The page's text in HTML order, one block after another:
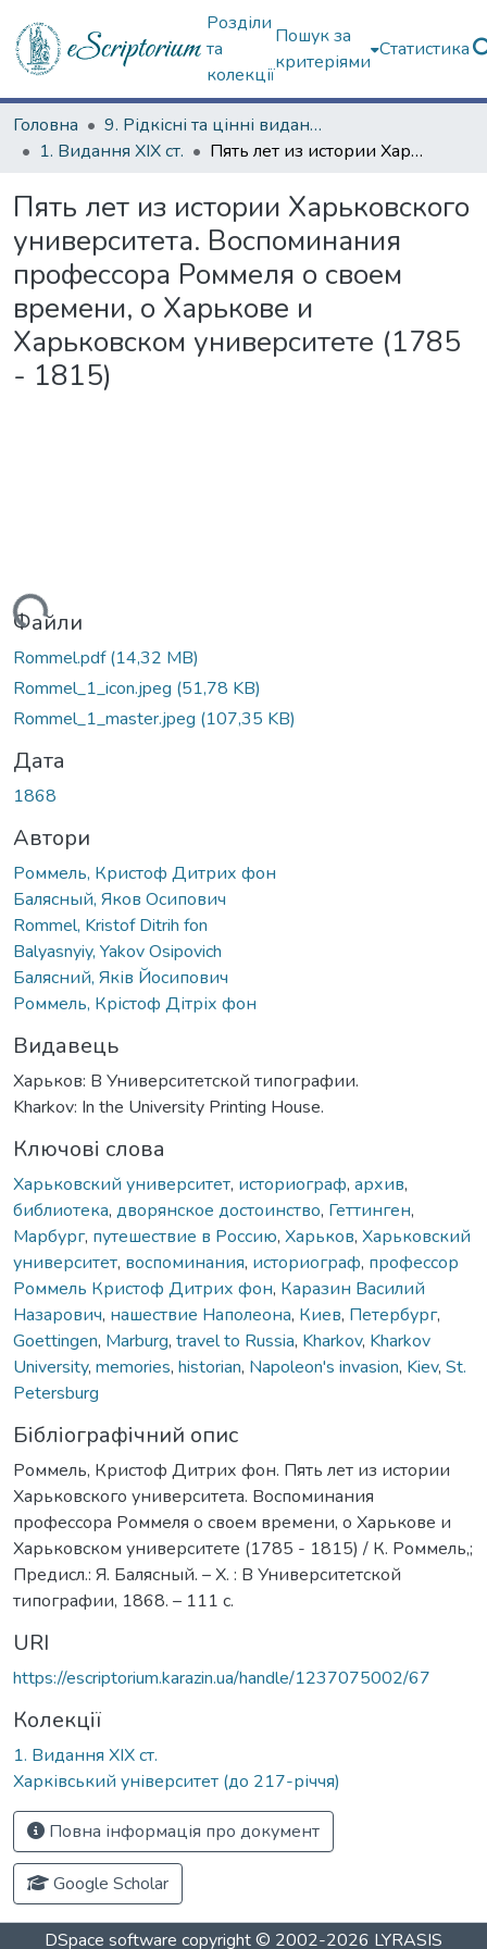
Розділи
та
колекції
Пошук за
критеріями
Статистика
Головна
9. Рідкісні та цінні видання
1. Видання ХІХ ст.
Пять лет из истории Харьковского университета. Воспоминания профессора Роммеля о своем времени, о Харькове и Харьковском университете (1785 - 1815)
Пять лет из истории Харьковского
университета. Воспоминания
профессора Роммеля о своем
времени, о Харькове и
Харьковском университете (1785
- 1815)
Файли
Rommel.pdf(14,32 MB)
Rommel_1_icon.jpeg (51,78 KB)
Rommel_1_master.jpeg (107,35 KB)
Дата
1868
Автори
Роммель, Кристоф Дитрих фон
Балясный, Яков Осипович
Rommel, Kristof Ditrih fon
Balyasnyiy, Yakov Osipovich
Балясний, Яків Йосипович
Роммель, Крістоф Дітріх фон
Видавець
Харьков: В Университетской типографии.
Kharkov: In the University Printing House.
Ключові слова
Харьковский университет, историограф, архив,
библиотека, дворянское достоинство, Геттинген,
Марбург, путешествие в Россию, Харьков, Харьковский
университет, воспоминания, историограф, профессор
Роммель Кристоф Дитрих фон, Каразин Василий
Назарович, нашествие Наполеона, Киев, Петербург,
Goettingen, Marburg, travel to Russia, Kharkov, Kharkov
University, memories, historian, Napoleon's invasion, Kiev, St.
Petersburg
Бібліографічний опис
Роммель, Кристоф Дитрих фон. Пять лет из истории
Харьковского университета. Воспоминания
профессора Роммеля о своем времени, о Харькове и
Харьковском университете (1785 - 1815) / К. Роммель,;
Предисл.: Я. Балясный. – Х. : В Университетской
типографии, 1868. – 111 с.
URI
https://escriptorium.karazin.ua/handle/1237075002/67
Колекції
1. Видання ХІХ ст.
Харківський університет (до 217-річчя)
Повна інформація про документ
Google Scholar
DSpace software copyright © 2002-2026 LYRASIS